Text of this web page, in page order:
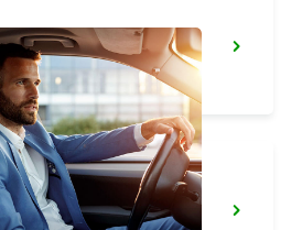
TERMINAL 1